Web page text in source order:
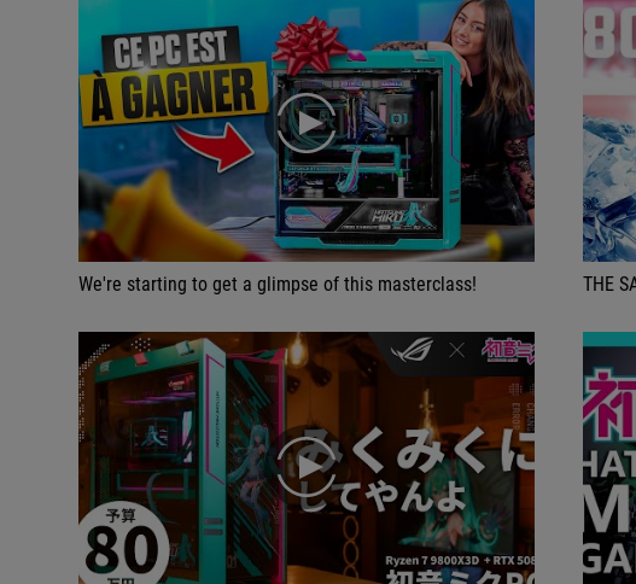
play
We're starting to get a glimpse of this masterclass! THE
play